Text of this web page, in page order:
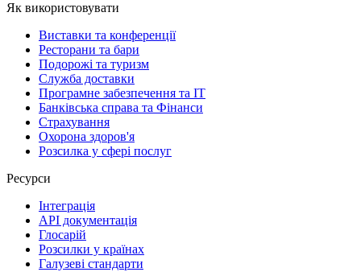
Як використовувати
Виставки та конференції
Ресторани та бари
Подорожі та туризм
Служба доставки
Програмне забезпечення та IT
Банківська справа та Фінанси
Страхування
Охорона здоров'я
Розсилка у сфері послуг
Ресурси
Інтеграція
API документація
Глосарій
Розсилки у країнах
Галузеві стандарти